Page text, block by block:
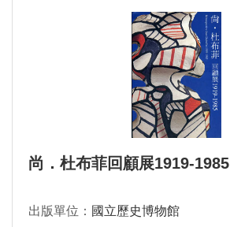
尚．杜布菲回顧展1919-1985
出版單位： 國立歷史博物館